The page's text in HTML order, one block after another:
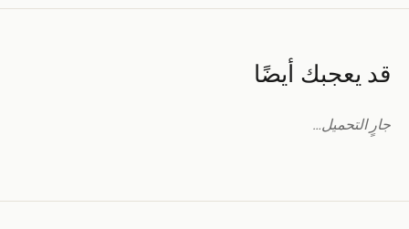
قد يعجبك أيضًا
جارٍ التحميل…